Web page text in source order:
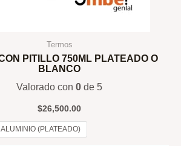
Termos
PITILLO 750ML PLATEADO O
BLANCO
Valorado con0 de 5
$26,500.00
ALUMINIO (PLATEADO)